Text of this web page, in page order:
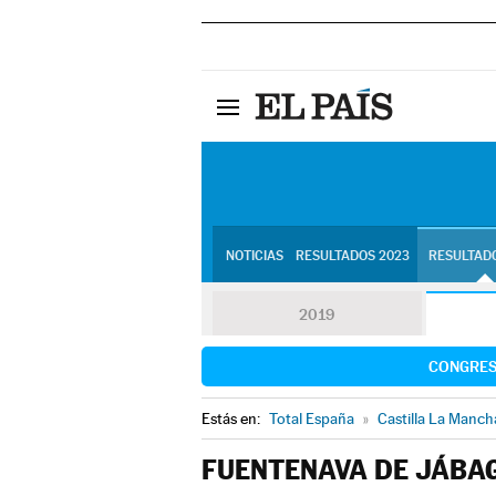
NOTICIAS RESULTADOS 2023
2019
Estás en: Total España » Castilla La
FUENTENAVA DE